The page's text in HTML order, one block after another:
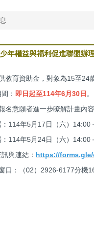
年權益與福利促進聯盟辦
教育資助金，對象為15至24
： 即日起至114年6月30日
名意願者進一步瞭解計畫內
114年5月17日（六）14:00
114年5月24日（六）14:00
與連結： https://forms.gle/
口：（02）2926-6177分機